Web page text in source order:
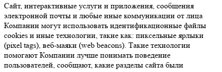
Сайт, интерактивные услуги и приложения, сообщения
электронной почты и любые иные коммуникации от лица
Компании могут использовать идентификационные файлы
cookies и иные технологии, такие как: пиксельные ярлыки
(pixel tags), веб-маяки (web beacons). Такие технологии
помогают Компании лучше понимать поведение
пользователей, сообщают, какие разделы сайта были